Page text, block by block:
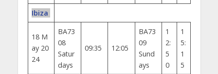
Ibiza
18 M
ay 20
24
BA73
08
Satur
days
09:35 12:05
BA73
09
Sund
ays
1
2:
5
0
1
5:
1
5